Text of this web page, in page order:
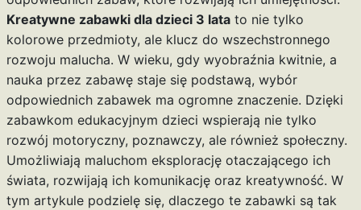
Kreatywne zabawki dla dzieci 3 latato nie tylko
kolorowe przedmioty, ale klucz do wszechstronnego
rozwoju malucha. W wieku, gdy wyobraźnia kwitnie, a
nauka przez zabawę staje się podstawą, wybór
odpowiednich zabawek ma ogromne znaczenie. Dzięki
zabawkom edukacyjnym dzieci wspierają nie tylko
rozwój motoryczny, poznawczy, ale również społeczny.
Umożliwiają maluchom eksplorację otaczającego ich
świata, rozwijają ich komunikację oraz kreatywność. W
tym artykule podzielę się, dlaczego te zabawki są tak